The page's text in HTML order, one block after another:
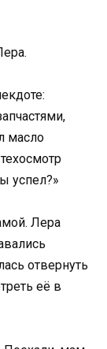
масло
успел?»
Лера
отвернуть
её в